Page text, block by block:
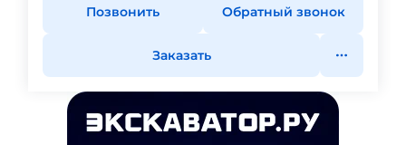
Позвонить Обратный звонок
Заказать